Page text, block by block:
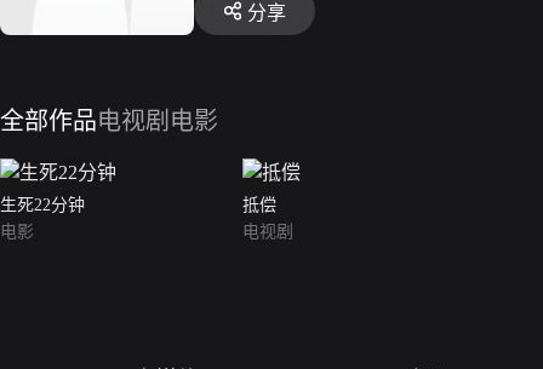
分享
全部作品电视剧 电影
生死22分钟
电影
抵偿
电视剧